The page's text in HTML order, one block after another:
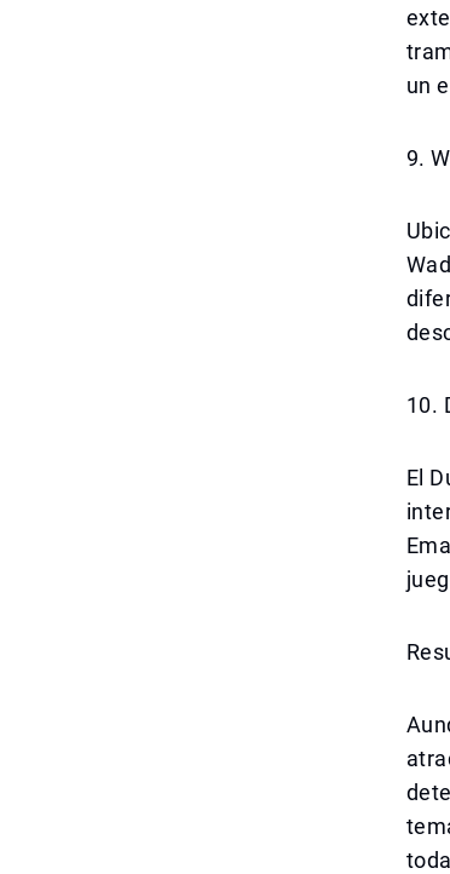
un
9.
10.
El